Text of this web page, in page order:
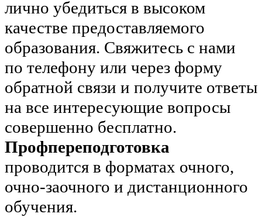
лично убедиться в высоком
качестве предоставляемого
образования. Свяжитесь с нами
по телефону или через форму
обратной связи и получите ответы
на все интересующие вопросы
совершенно бесплатно.
Профпереподготовка
проводится в форматах очного,
очно-заочного и дистанционного
обучения.